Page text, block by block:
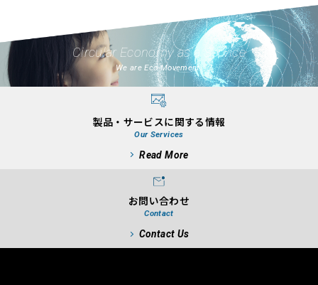
Circular Economy as a Service
We are Eco-Movement.
製品・サービスに関する情報
Our Services
Read More
お問い合わせ
Contact
Contact Us